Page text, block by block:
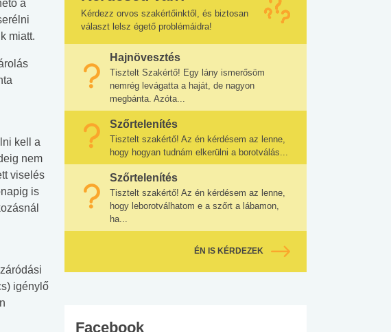
a
miatt.
kell a
nem
viselés
is
igénylő
Kérdezz orvos szakértőinktől, és biztosan
választ lelsz égető problémáidra!
Hajnövesztés
Tisztelt Szakértő! Egy lány ismerősöm
nemrég levágatta a haját, de nagyon
megbánta. Azóta...
Szőrtelenítés
Tisztelt szakértő! Az én kérdésem az lenne,
hogy hogyan tudnám elkerülni a borotválás...
Szőrtelenítés
Tisztelt szakértő! Az én kérdésem az lenne,
hogy leborotválhatom e a szőrt a lábamon,
ha...
ÉN IS KÉRDEZEK
Facebook